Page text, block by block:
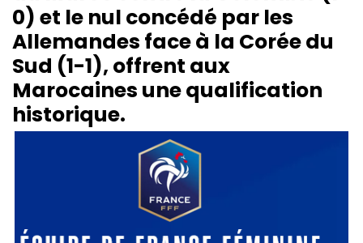
0) et le nul concédé par les
Allemandes face à la Corée du
Sud (1-1), offrent aux
Marocaines une qualification
historique.